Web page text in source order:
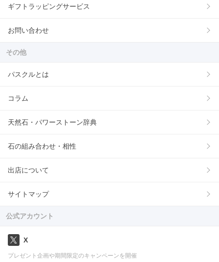
ギフトラッピングサービス
お問い合わせ
その他
パスクルとは
コラム
天然石・パワーストーン辞典
石の組み合わせ・相性
出店について
サイトマップ
公式アカウント
X
プレゼント企画や期間限定のキャンペーンを開催